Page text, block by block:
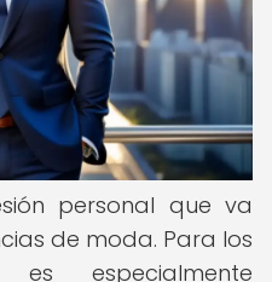
personal que va
de moda. Para los
es especialmente